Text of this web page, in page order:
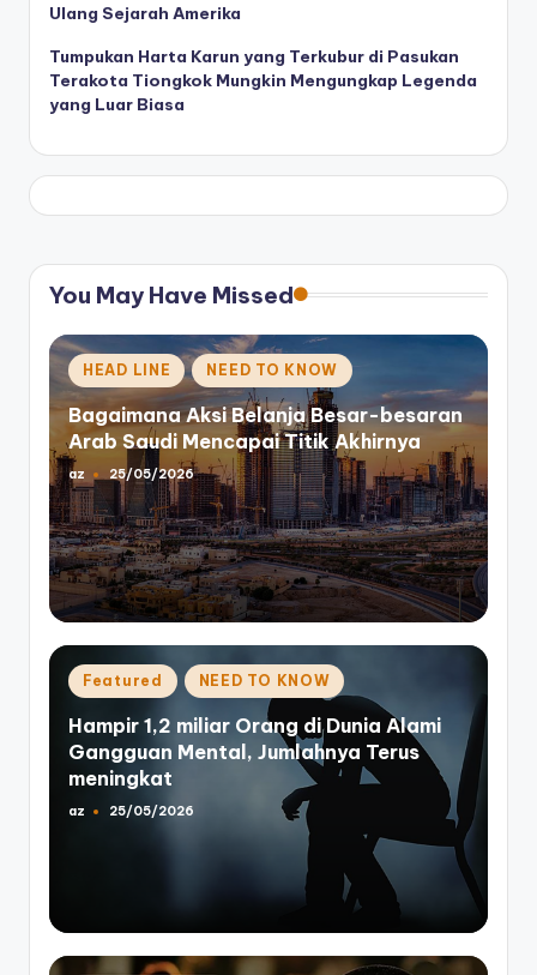
Ulang Sejarah Amerika
Tumpukan Harta Karun yang Terkubur di Pasukan
Terakota Tiongkok Mungkin Mengungkap Legenda
yang Luar Biasa
You May Have Missed
Posted
in
HEAD LINE NEED TO KNOW
Bagaimana Aksi Belanja Besar-besaran
Arab Saudi Mencapai Titik Akhirnya
Posted
by
az 25/05/2026
Posted
in
Featured NEED TO KNOW
Hampir 1,2 miliar Orang di Dunia Alami
Gangguan Mental, Jumlahnya Terus
meningkat
Posted
az 25/05/2026